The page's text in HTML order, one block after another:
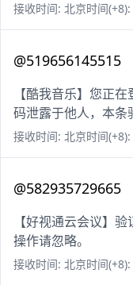
接收时间: 北京时间
@519656145515
【酷我音乐】您正
码泄露于他人，本条
接收时间: 北京时间
@582935729665
【好视通云会议】
操作请忽略。
接收时间: 北京时间